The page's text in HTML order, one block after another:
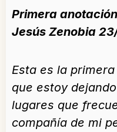
Primera
Jesús Zenobia
Esta es la
que estoy
lugares que
compañía de mi